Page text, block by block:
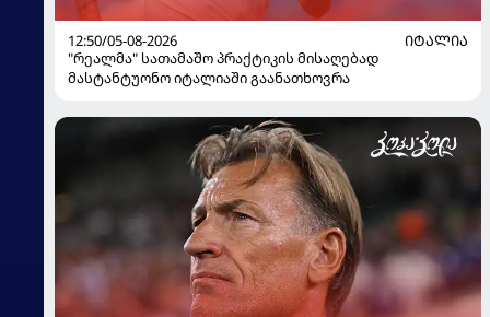
12:50/05-08-2026
ᲘᲢᲐᲚᲘᲐ
"რეალმა" სათამაშო პრაქტიკის მისაღებად
მასტანტუონო იტალიაში გაანათხოვრა